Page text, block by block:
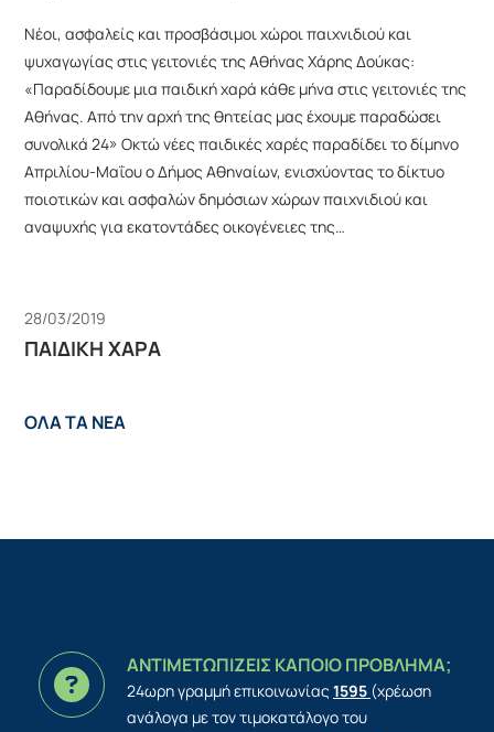
Νέοι, ασφαλείς και προσβάσιμοι χώροι παιχνιδιού και
ψυχαγωγίας στις γειτονιές της Αθήνας Χάρης Δούκας:
«Παραδίδουμε μια παιδική χαρά κάθε μήνα στις γειτονιές της
Αθήνας. Από την αρχή της θητείας μας έχουμε παραδώσει
συνολικά 24» Οκτώ νέες παιδικές χαρές παραδίδει το δίμηνο
Απριλίου-Μαΐου ο Δήμος Αθηναίων, ενισχύοντας το δίκτυο
ποιοτικών και ασφαλών δημόσιων χώρων παιχνιδιού και
αναψυχής για εκατοντάδες οικογένειες της…
28/03/2019
ΠΑΙΔΙΚΗ ΧΑΡΑ
ΟΛΑ ΤΑ ΝΕΑ
ΑΝΤΙΜΕΤΩΠΙΖΕΙΣ ΚΑΠΟΙΟ ΠΡΟΒΛΗΜΑ;
24ωρη γραμμή επικοινωνίας 1595 (χρέωση
ανάλογα με τον τιμοκατάλογο του